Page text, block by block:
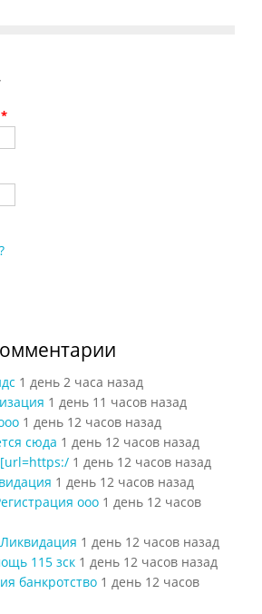
*
1 день 2 часа назад
1 день 11 часов назад
1 день 12 часов назад
сюда 1 день 12 часов назад
1 день 12 часов назад
1 день 12 часов назад
ооо 1 день 12 часов
1 день 12 часов назад
115 зск 1 день 12 часов назад
банкротство 1 день 12 часов